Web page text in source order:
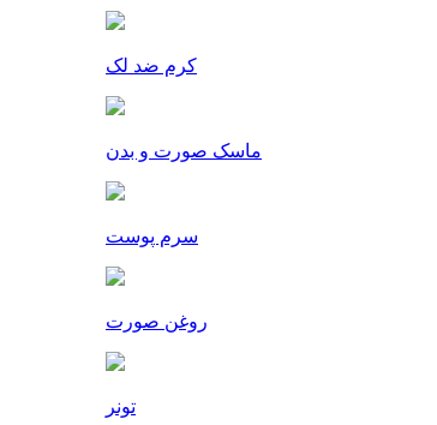
کرم ضد لک
ماسک صورت و بدن
سرم پوست
روغن صورت
تونر